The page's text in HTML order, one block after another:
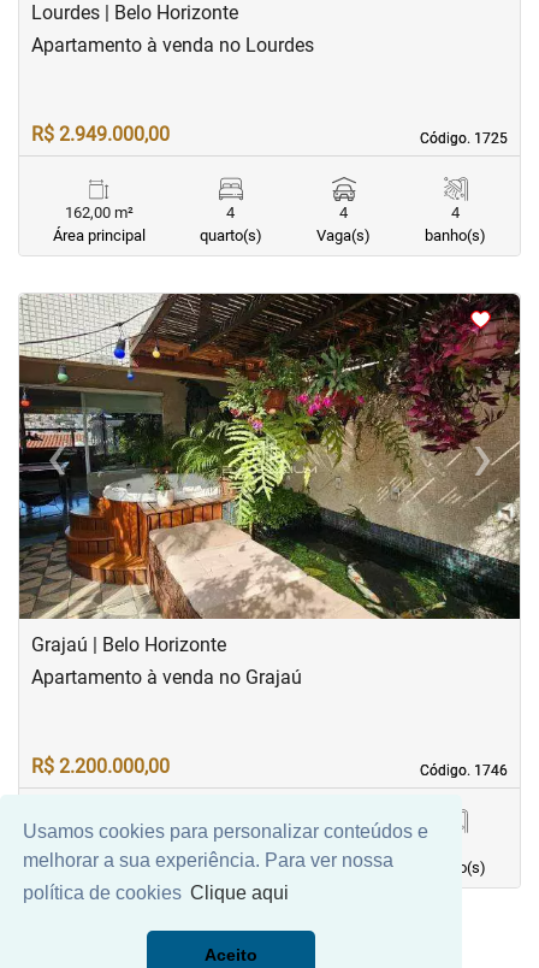
Usamos cookies para personalizar conteúdos e
melhorar a sua experiência. Para ver nossa
política de cookies Clique aqui
AceitoMais Filtros
Lourdes | Belo Horizonte
Código. 1725
Código. 1725
Apartamento à venda no Lourdes
R$ 2.949.000,00
162,00 m²
Área principal
4
quarto(s)
4
Vaga(s)
4
banho(s)
<<<<
‹Previous ›Next
Grajaú | Belo Horizonte
Código. 1746
Código. 1746
Apartamento à venda no Grajaú
R$ 2.200.000,00
Área principal
quarto(s)
Vaga(s)
banho(s)